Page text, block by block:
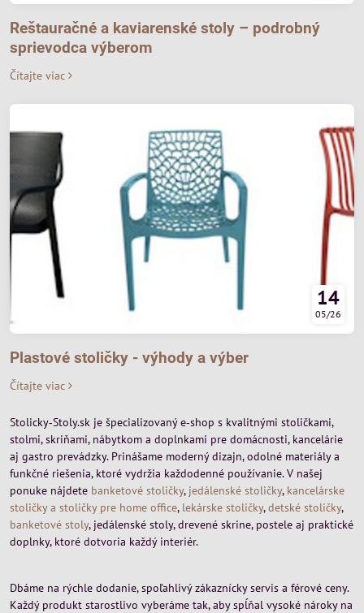
Reštauračné a kaviarenské stoly – podrobný
sprievodca výberom
Čítajte viac
14
05/26
Plastové stoličky - výhody a výber
Čítajte viac
Stolicky‑Stoly.sk je špecializovaný e‑shop s kvalitnými stoličkami,
stolmi, skriňami, nábytkom a doplnkami pre domácnosti, kancelárie
aj gastro prevádzky. Prinášame moderný dizajn, odolné materiály a
funkčné riešenia, ktoré vydržia každodenné používanie. V našej
ponuke nájdete banketové stoličky, jedálenské stoličky, kancelárske
stoličky a stoličky pre home office, lekárske stoličky,detské stoličky,
banketové stoly, jedálenské stoly, drevené skrine, postele aj praktické
doplnky, ktoré dotvoria každý interiér.
Dbáme na rýchle dodanie, spoľahlivý zákaznícky servis a férové ceny.
Každý produkt starostlivo vyberáme tak, aby spĺňal vysoké nároky na